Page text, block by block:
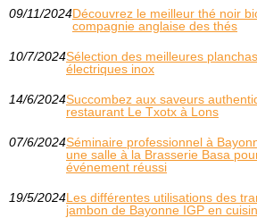
09/11/2024Découvrez le meilleur thé noir
compagnie anglaise des thés
10/7/2024Sélection des meilleures planchas
électriques inox
14/6/2024Succombez aux saveurs
restaurant Le Txotx à Lons
07/6/2024Séminaire professionnel à
une salle à la Brasserie Basa
événement réussi
19/5/2024Les différentes utilisations des
jambon de Bayonne IGP en